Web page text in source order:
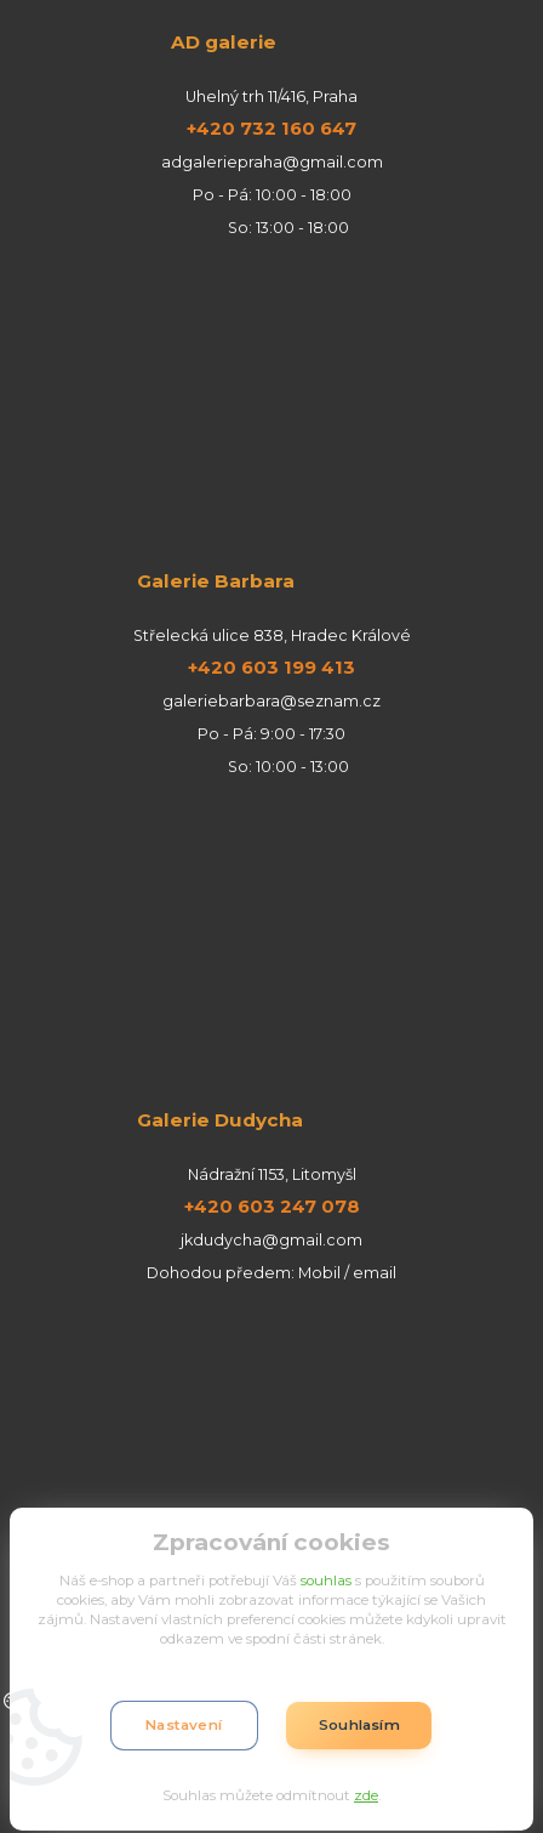
AD galerie
Uhelný trh 11/416, Praha
+420 732 160 647
adgaleriepraha@gmail.com
Po - Pá: 10:00 - 18:00
So: 13:00 - 18:00
Galerie Barbara
Střelecká ulice 838, Hradec Králové
+420 603 199 413
galeriebarbara@seznam.cz
Po - Pá: 9:00 - 17:30
So: 10:00 - 13:00
Galerie Dudycha
Nádražní 1153, Litomyšl
+420 603 247 078
jkdudycha@gmail.com
Dohodou předem: Mobil / email
Upravit sběr cookies.
Eshop-rychle.cz
Zpracování cookies
Náš e-shop a partneři potřebují Váš souhlass použitím souborů
cookies, aby Vám mohli zobrazovat informace týkající se Vašich
zájmů. Nastavení vlastních preferencí cookies můžete kdykoli upravit
odkazem ve spodní části stránek.
Nastavení Souhlasím
Souhlas můžete odmítnout zde.